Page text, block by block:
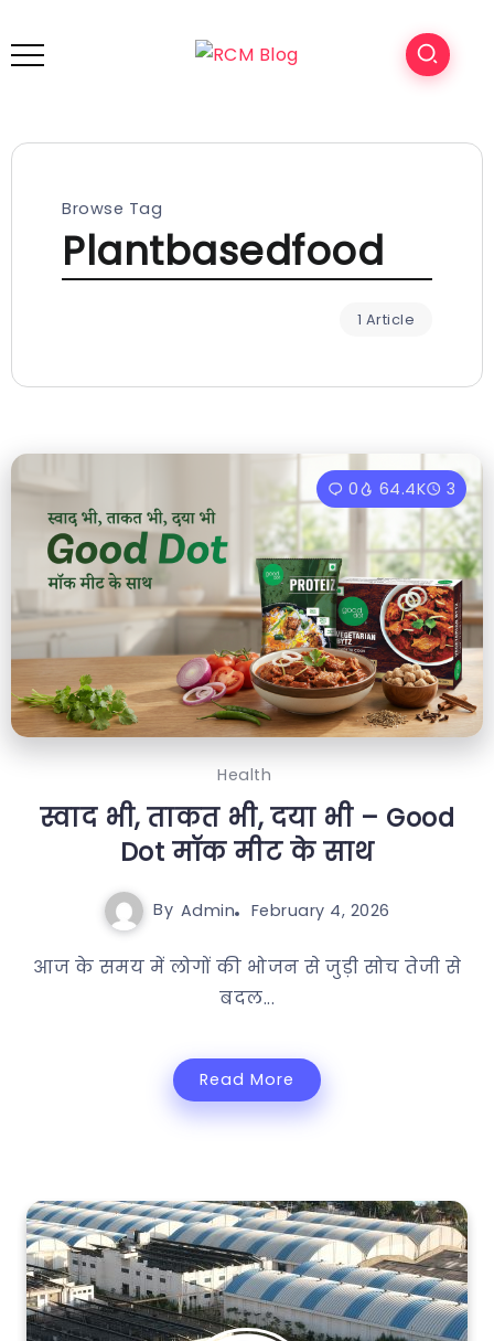
Browse Tag
Plantbasedfood
1 Article
0 64.4K 3
Health
स्वाद भी, ताकत भी, दया भी – Good
Dot मॉक मीट के साथ
By Admin February 4, 2026
आज के समय में लोगों की भोजन से जुड़ी सोच तेजी से
बदल...
Read More